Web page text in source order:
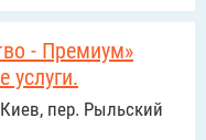
- Премиум»
услуги.
пер. Рыльский